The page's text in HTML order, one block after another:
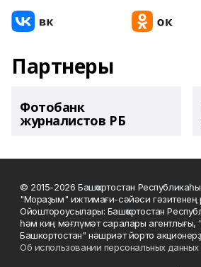
Партнеры
Фотобанк
журналистов РБ
© 2015-2026 Башҡортостан
"Мораҙым" ижтимағи-сәйәси гәзитенең
Ойоштороусылары: Башҡортостан
һәм киң мәғлүмәт саралары агентлығы,
Башкортостан" нәшриәт йорто
Об использовании персональных данных